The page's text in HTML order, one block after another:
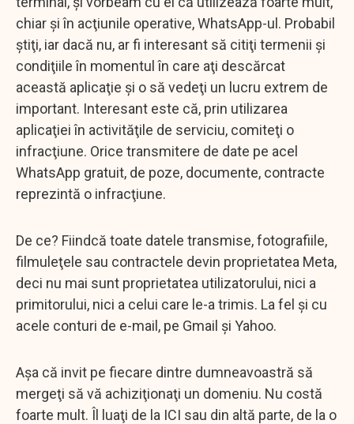
chiar şi în acţiunile operative, WhatsApp-ul. Probabil
ştiţi, iar dacă nu, ar fi interesant să citiţi termenii şi
condiţiile în momentul în care aţi descărcat
această aplicaţie şi o să vedeţi un lucru extrem de
important. Interesant este că, prin utilizarea
aplicaţiei în activităţile de serviciu, comiteţi o
infracţiune. Orice transmitere de date pe acel
WhatsApp gratuit, de poze, documente, contracte
reprezintă o infracţiune.
De ce? Fiindcă toate datele transmise, fotografiile,
filmuleţele sau contractele devin proprietatea Meta,
deci nu mai sunt proprietatea utilizatorului, nici a
primitorului, nici a celui care le-a trimis. La fel şi cu
acele conturi de e-mail, pe Gmail şi Yahoo.
Aşa că invit pe fiecare dintre dumneavoastră să
mergeţi să vă achiziţionaţi un domeniu. Nu costă
foarte mult. Îl luaţi de la ICI sau din altă parte, de la o